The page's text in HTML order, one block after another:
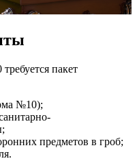
пакет
№10);
предметов в гроб;